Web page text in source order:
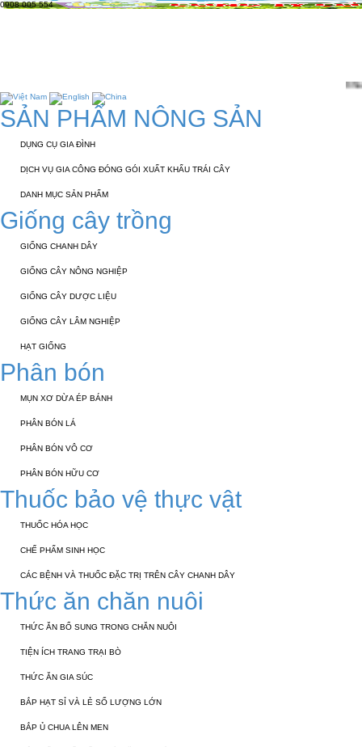
0908 005 554
Chào mừng các bạn đến với
SẢN PHẨM NÔNG SẢN
DỤNG CỤ GIA ĐÌNH
DỊCH VỤ GIA CÔNG ĐÓNG GÓI XUẤT KHẨU TRÁI CÂY
DANH MỤC SẢN PHẨM
Giống cây trồng
GIỐNG CHANH DÂY
GIỐNG CÂY NÔNG NGHIỆP
GIỐNG CÂY DƯỢC LIỆU
GIỐNG CÂY LÂM NGHIỆP
HẠT GIỐNG
Phân bón
MỤN XƠ DỪA ÉP BÁNH
PHÂN BÓN LÁ
PHÂN BÓN VÔ CƠ
PHÂN BÓN HỮU CƠ
Thuốc bảo vệ thực vật
THUỐC HÓA HỌC
CHẾ PHẨM SINH HỌC
CÁC BỆNH VÀ THUỐC ĐẶC TRỊ TRÊN CÂY CHANH DÂY
Thức ăn chăn nuôi
THỨC ĂN BỔ SUNG TRONG CHĂN NUÔI
TIỆN ÍCH TRANG TRẠI BÒ
THỨC ĂN GIA SÚC
BẮP HẠT SỈ VÀ LẺ SỐ LƯỢNG LỚN
BẮP Ủ CHUA LÊN MEN